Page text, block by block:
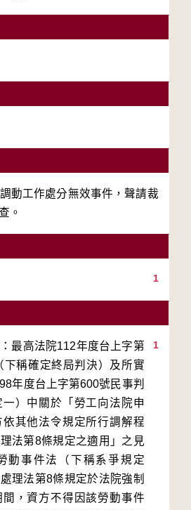
動工作處分無效事件，聲請裁
。
1
1
最高法院112年度台上字第
下稱確定終局判決）及所實
年度台上字第600號民事判
）中關於「勞工向法院申
其他法令規定所行調解程
法第8條規定之適用」之見
動事件法（下稱系爭規定
理法第8條規定於法院強制
，資方不得因該勞動事件